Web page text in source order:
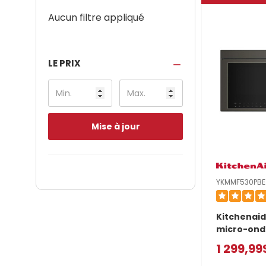
Aucun filtre appliqué
LE PRIX
Mise à jour
YKMMF530PBE
micro-
intégrée
multiples
1